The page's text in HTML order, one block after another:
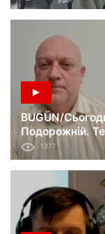
BUGÜN/
Подорожній.
будуть зміни в
1377